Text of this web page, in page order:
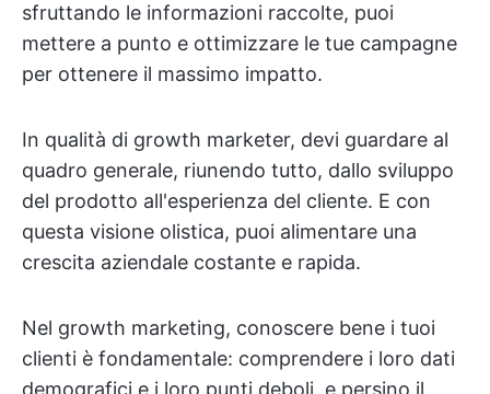
sfruttando le informazioni raccolte, puoi
mettere a punto e ottimizzare le tue campagne
per ottenere il massimo impatto.
In qualità di growth marketer, devi guardare al
quadro generale, riunendo tutto, dallo sviluppo
del prodotto all'esperienza del cliente. E con
questa visione olistica, puoi alimentare una
crescita aziendale costante e rapida.
Nel growth marketing, conoscere bene i tuoi
clienti è fondamentale: comprendere i loro dati
demografici e i loro punti deboli, e persino il